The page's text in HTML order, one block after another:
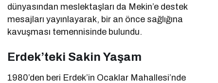
dünyasından meslektaşları da Mekin’e destek
mesajları yayınlayarak, bir an önce sağlığına
kavuşması temennisinde bulundu.
Erdek’teki Sakin Yaşam
1980’den beri Erdek’in Ocaklar Mahallesi’nde